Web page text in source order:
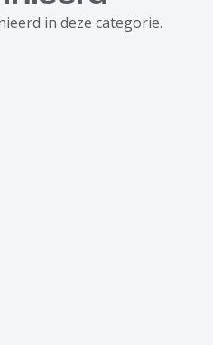
in deze categorie.